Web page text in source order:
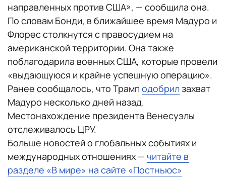
направленных против США», — сообщила она.
По словам Бонди, в ближайшее время Мадуро и
Флорес столкнутся с правосудием на
американской территории. Она также
поблагодарила военных США, которые провели
«выдающуюся и крайне успешную операцию».
Ранее сообщалось, что Трамп одобрилзахват
Мадуро несколько дней назад.
Местонахождение президента Венесуэлы
отслеживалось ЦРУ.
Больше новостей о глобальных событиях и
международных отношениях — читайте в
разделе «В мире» на сайте «Постньюс»